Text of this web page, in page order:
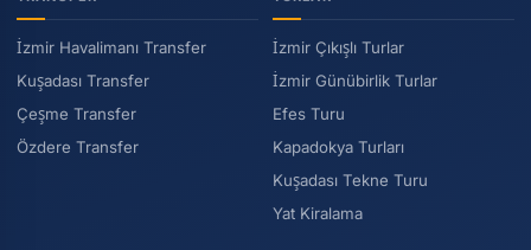
İzmir Havalimanı Transfer
Kuşadası Transfer
Çeşme Transfer
Özdere Transfer
İzmir Çıkışlı Turlar
İzmir Günübirlik Turlar
Efes Turu
Kapadokya Turları
Kuşadası Tekne Turu
Yat Kiralama